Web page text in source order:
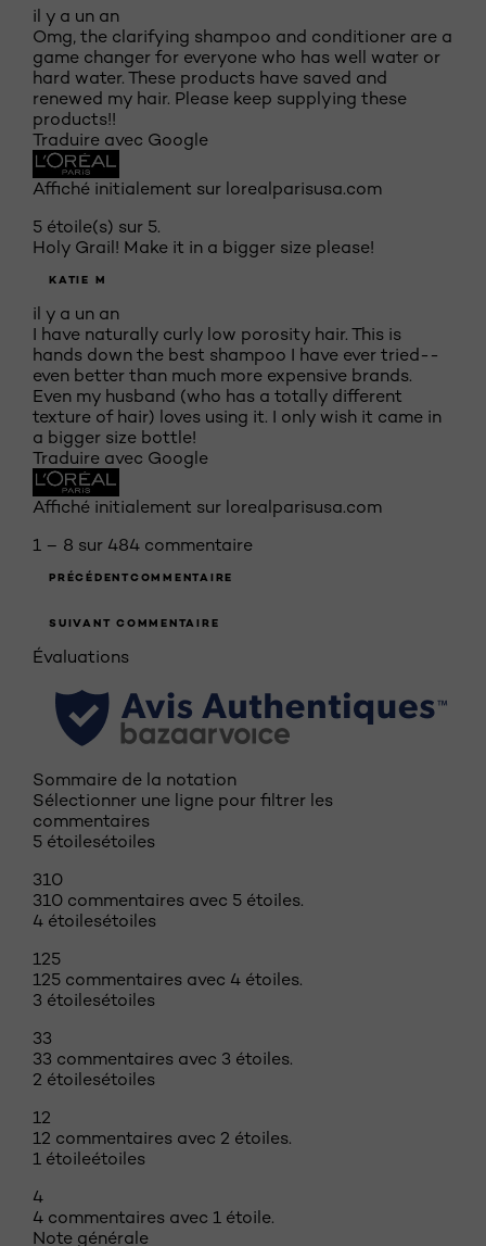
il y a un an
Omg, the clarifying shampoo and conditioner are a
game changer for everyone who has well water or
hard water. These products have saved and
renewed my hair. Please keep supplying these
products!!
Traduire avec Google
Affiché initialement sur lorealparisusa.com
5 étoile(s) sur 5.
Holy Grail! Make it in a bigger size please!
KATIE M
il y a un an
I have naturally curly low porosity hair. This is
hands down the best shampoo I have ever tried--
even better than much more expensive brands.
Even my husband (who has a totally different
texture of hair) loves using it. I only wish it came in
a bigger size bottle!
Traduire avec Google
Affiché initialement sur lorealparisusa.com
1 – 8 sur 484 commentaire
PRÉCÉDENTCOMMENTAIRE
SUIVANT COMMENTAIRE
Évaluations
Sommaire de la notation
Sélectionner une ligne pour filtrer les
commentaires
5 étoilesétoiles
310
310 commentaires avec 5 étoiles.
4 étoilesétoiles
125
125 commentaires avec 4 étoiles.
3 étoilesétoiles
33
33 commentaires avec 3 étoiles.
2 étoilesétoiles
12
12 commentaires avec 2 étoiles.
1 étoileétoiles
4
4 commentaires avec 1 étoile.
Note générale